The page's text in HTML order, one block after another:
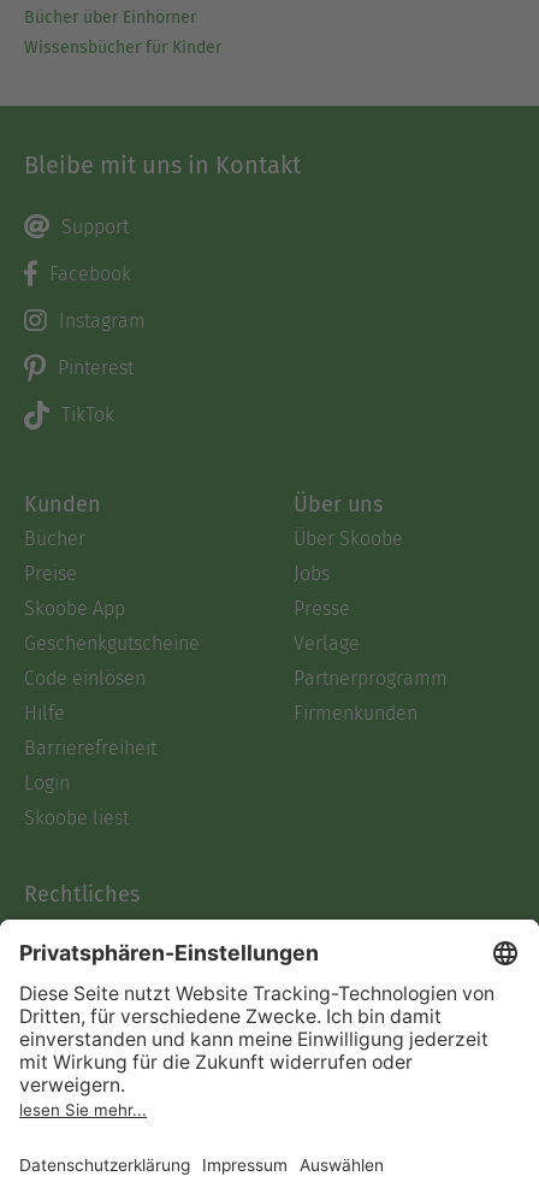
Bücher über Einhörner
Wissensbücher für Kinder
Bleibe mit uns in Kontakt
Support
Facebook
Instagram
Pinterest
TikTok
Kunden
Bücher
Preise
Skoobe App
Geschenkgutscheine
Code einlösen
Hilfe
Barrierefreiheit
Login
Skoobe liest
Über uns
Über Skoobe
Jobs
Presse
Verlage
Partnerprogramm
Firmenkunden
Rechtliches
AGB
Informationen nach Data
Act
Verträge hier kündigen
Impressum